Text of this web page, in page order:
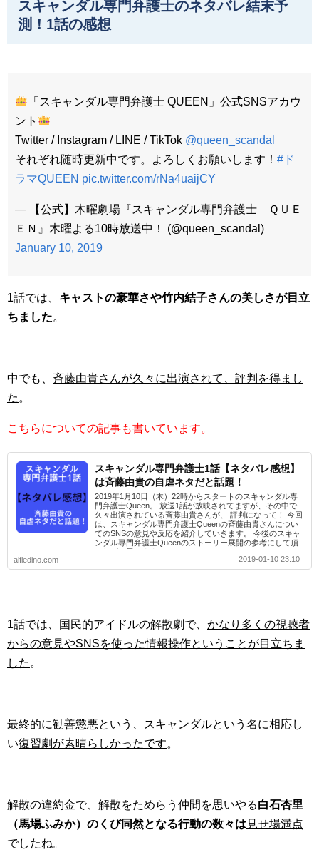
スキャンダル専門弁護士のネタバレ結末予
測！1話の感想
「スキャンダル専門弁護士 QUEEN」公式SNSアカウ
ント
Twitter / Instagram / LINE / TikTok @queen_scandal
それぞれ随時更新中です。よろしくお願いします！ #ド
ラマQUEEN pic.twitter.com/rNa4uaijCY
— 【公式】木曜劇場『スキャンダル専門弁護士 ＱＵＥ
ＥＮ』木曜よる10時放送中！ (@queen_scandal)
January 10, 2019
1話では、 キャストの豪華さや竹内結子さんの美しさが目立
ちました。
中でも、 斉藤由貴さんが久々に出演されて、評判を得まし
た 。
こちらについての記事も書いています。
スキャンダル専門弁護士1話【ネタバレ感想】
は斉藤由貴の自虐ネタだと話題！
2019年1月10日（木）22時からスタートのスキャンダル専
門弁護士Queen。 放送1話が放映されてますが、その中で
久々出演されている斉藤由貴さんが、 評判になって！ 今回
は、スキャンダル専門弁護士Queenの斉藤由貴さんについ
てのSNSの意見や反応を紹介していきます。 今後のスキャ
ンダル専門弁護士Queenのストーリー展開の参考にして頂
ければと思います。
alfledino.com
2019-01-10 23:10
1話では、国民的アイドルの解散劇で、 かなり多くの視聴者
からの意見やSNSを使った情報操作ということが目立ちま
した 。
最終的に勧善懲悪という、スキャンダルという名に相応し
い復習劇が素晴らしかったです。
解散の違約金で、解散をためらう仲間を思いやる白石杏里
（馬場ふみか）のくび同然となる行動の数々は 見せ場満点
でしたね。